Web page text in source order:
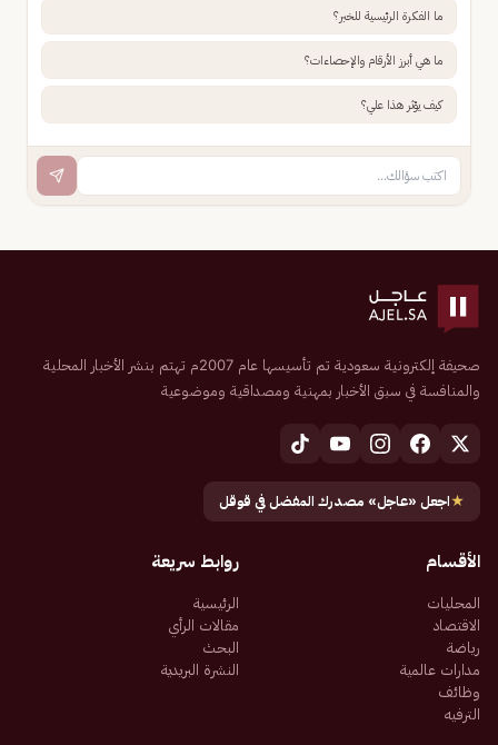
ما الفكرة الرئيسية للخبر؟
ما هي أبرز الأرقام والإحصاءات؟
كيف يؤثر هذا علي؟
صحيفة إلكترونية سعودية تم تأسيسها عام 2007م تهتم بنشر الأخبار المحلية
والمنافسة في سبق الأخبار بمهنية ومصداقية وموضوعية
★اجعل «عاجل» مصدرك المفضل في قوقل
الأقسام
المحليات
الاقتصاد
رياضة
مدارات عالمية
وظائف
الترفيه
روابط سريعة
الرئيسية
مقالات الرأي
البحث
النشرة البريدية